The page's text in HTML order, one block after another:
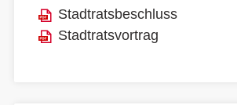
Stadtratsbeschluss
Stadtratsvortrag